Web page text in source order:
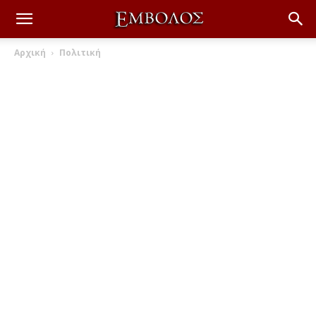
Αρχική Πολιτική